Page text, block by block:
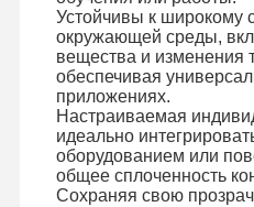
Переключатель мембраны
Переключатель панели
Графические перекрытия
Устойчивы к широкому
окружающей среды,
вещества и изменения
обеспечивая
приложениях.
Настраиваемая
идеально
оборудованием или
общее сплоченность
Сохраняя свою